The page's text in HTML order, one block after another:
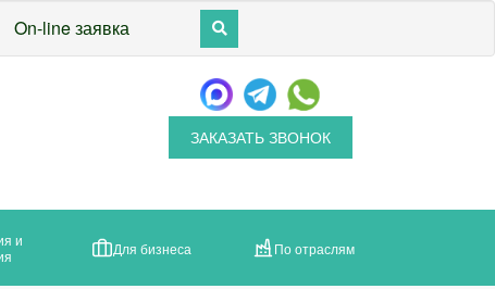
On-line заявка
ЗАКАЗАТЬ ЗВОНОК
и
Для бизнеса По отраслям